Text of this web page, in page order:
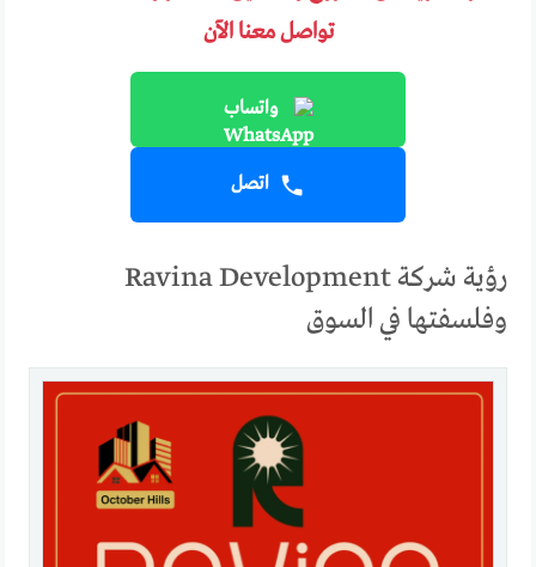
تواصل معنا الآن
واتساب
اتصل
رؤية شركة Ravina Development
وفلسفتها في السوق